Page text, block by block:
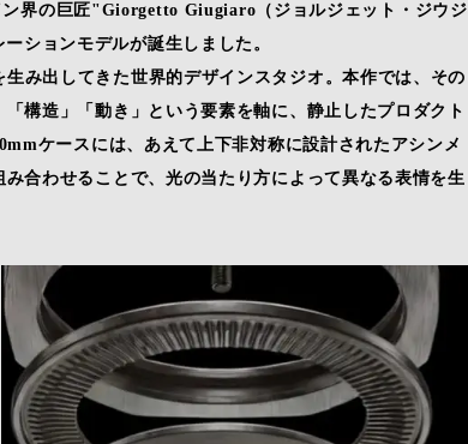
界の巨匠"Giorgetto Giugiaro（ジョルジェット・ジウジ
ションモデルが誕生しました。
み出してきた世界的デザインスタジオ。本作では、その
構造」「動き」という要素を軸に、静止したプロダクト
ケースには、あえて上下非対称に設計されたアシンメ
合わせることで、光の当たり方によって異なる表情を生